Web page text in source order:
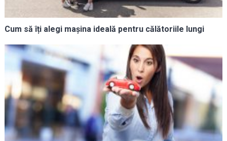
Cum să îți alegi mașina ideală pentru călătoriile lungi